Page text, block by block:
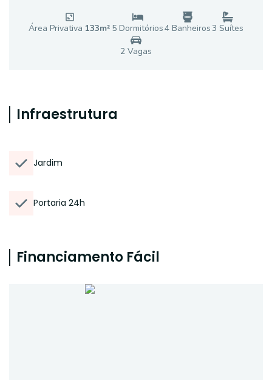
Área Privativa 133m² 5 Dormitórios4 Banheiros3 Suítes
2 Vagas
Infraestrutura
Jardim
Portaria 24h
Financiamento Fácil